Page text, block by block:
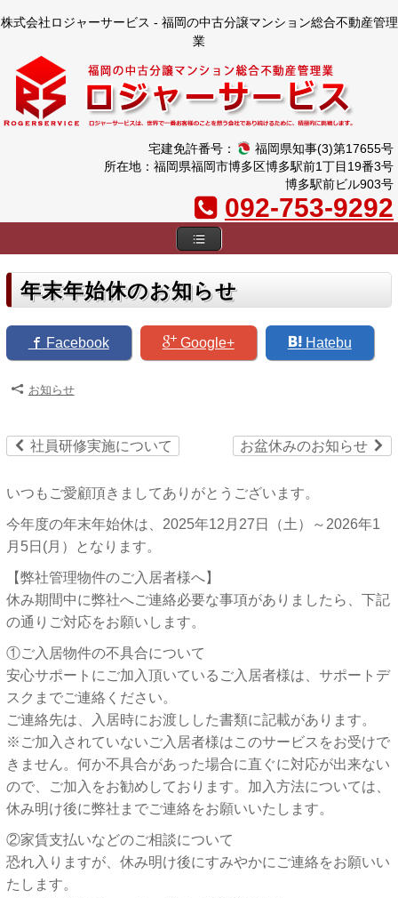
株式会社ロジャーサービス - 福岡の中古分譲マンション総合不動産管理
業
宅建免許番号：
福岡県知事(3)第17655号
所在地：福岡県福岡市博多区博多駅前1丁目19番3号
博多駅前ビル903号
092-753-9292
年末年始休のお知らせ
Facebook Google+ Hatebu
Z お知らせ
お盆休みのお知らせ ú
ù 社員研修実施について
いつもご愛顧頂きましてありがとうございます。
今年度の年末年始休は、2025年12月27日（土）～2026年1
月5日(月）となります。
【弊社管理物件のご入居者様へ】
休み期間中に弊社へご連絡必要な事項がありましたら、下記
の通りご対応をお願いします。
①ご入居物件の不具合について
安心サポートにご加入頂いているご入居者様は、サポートデ
スクまでご連絡ください。
ご連絡先は、入居時にお渡しした書類に記載があります。
※ご加入されていないご入居者様はこのサービスをお受けで
きません。何か不具合があった場合に直ぐに対応が出来ない
ので、ご加入をお勧めしております。加入方法については、
休み明け後に弊社までご連絡をお願いいたします。
②家賃支払いなどのご相談について
恐れ入りますが、休み明け後にすみやかにご連絡をお願いい
たします。